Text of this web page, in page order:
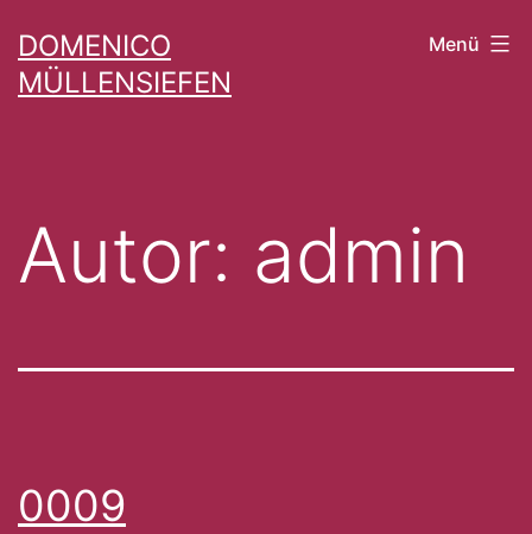
Inhalt
springen
DOMENICO
MÜLLENSIEFEN
Menü
Autor: admin
0009